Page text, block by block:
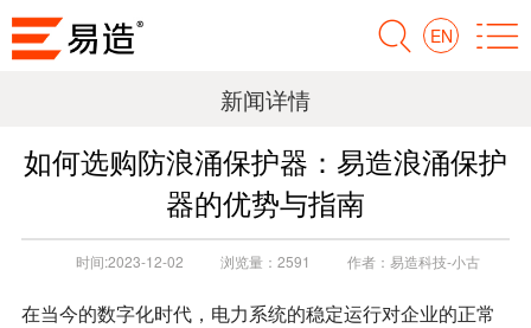
EN
新闻详情
如何选购防浪涌保护器：易造浪涌保护
器的优势与指南
时间:2023-12-02 浏览量： 2591 作者： 易造科技-小古
在当今的数字化时代，电力系统的稳定运行对企业的正常